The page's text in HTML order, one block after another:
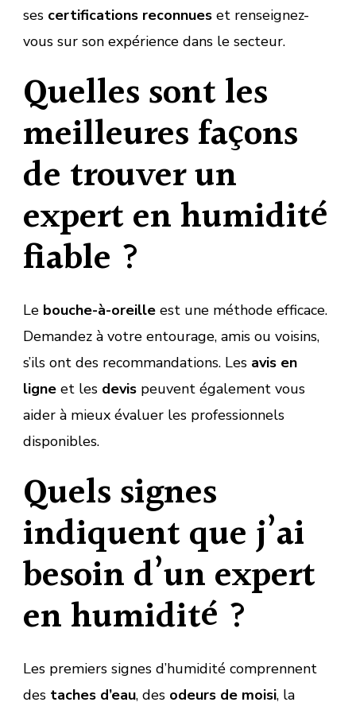
ses certifications reconnues et renseignez-
vous sur son expérience dans le secteur.
Quelles sont les
meilleures façons
de trouver un
expert en humidité
fiable ?
Le bouche-à-oreille est une méthode efficace.
Demandez à votre entourage, amis ou voisins,
s’ils ont des recommandations. Les avis en
ligne et les devis peuvent également vous
aider à mieux évaluer les professionnels
disponibles.
Quels signes
indiquent que j’ai
besoin d’un expert
en humidité ?
Les premiers signes d’humidité comprennent
des taches d’eau, des odeurs de moisi, la